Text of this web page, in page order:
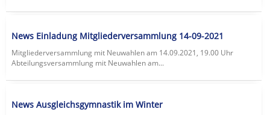
News Einladung Mitgliederversammlung 14-09-2021
Mitgliederversammlung mit Neuwahlen am 14.09.2021, 19.00 Uhr
Abteilungsversammlung mit Neuwahlen am...
News Ausgleichsgymnastik im Winter